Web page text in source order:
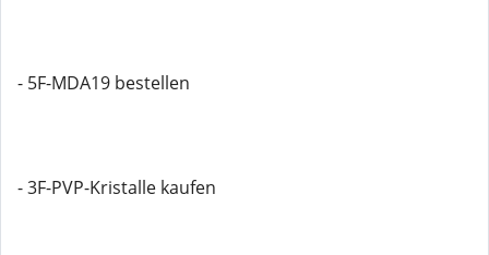
- 5F-MDA19 bestellen
- 3F-PVP-Kristalle kaufen